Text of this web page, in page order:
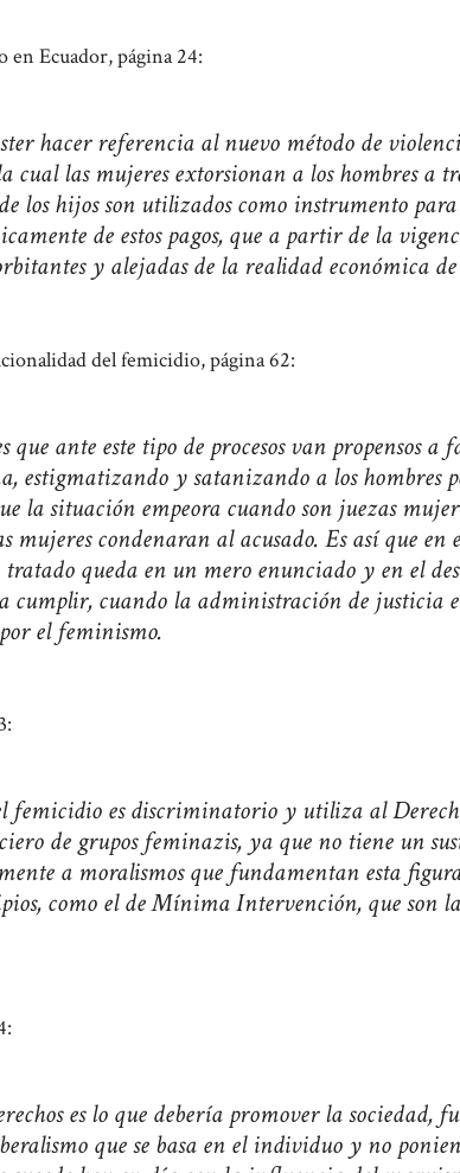
Ecuador, página 24:
hacer referencia al nuevo método de
las mujeres extorsionan a los hombres a
los hijos son utilizados como instrumento
de estos pagos, que a partir de la
y alejadas de la realidad económica de
del femicidio, página 62:
que ante este tipo de procesos van propensos a
estigmatizando y satanizando a los hombres
la situación empeora cuando son juezas
mujeres condenaran al acusado. Es así que en
queda en un mero enunciado y en el
cumplir, cuando la administración de justicia
el feminismo.
femicidio es discriminatorio y utiliza al
de grupos feminazis, ya que no tiene un
a moralismos que fundamentan esta
como el de Mínima Intervención, que son
es lo que debería promover la sociedad,
que se basa en el individuo y no